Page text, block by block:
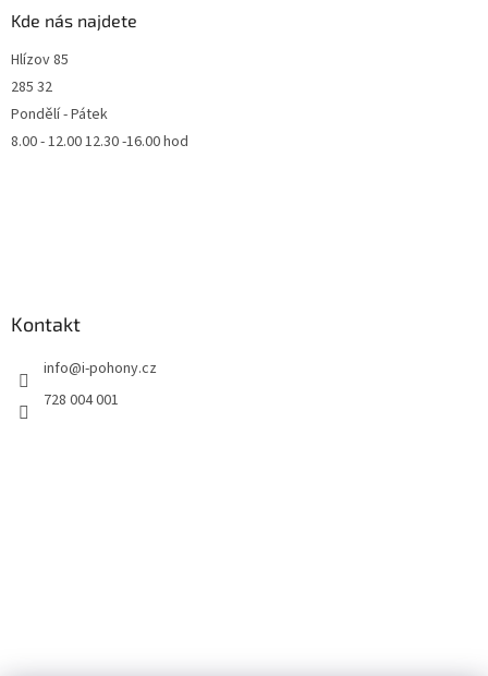
Kde nás najdete
Hlízov 85
285 32
Pondělí - Pátek
8.00 - 12.00 12.30 -16.00 hod
Kontakt
info@i-pohony.cz
728 004 001